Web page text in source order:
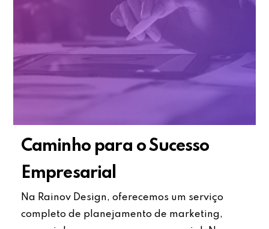
Caminho para o Sucesso
Empresarial
Na Rainov Design, oferecemos um serviço
completo de planejamento de marketing,